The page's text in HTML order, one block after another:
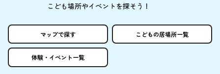
こども場所やイベントを探そう！
マップで探す こどもの居場所一覧
体験 ・イベント一覧